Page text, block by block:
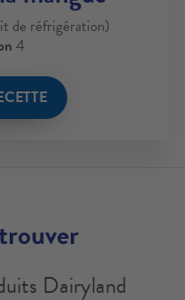
de réfrigération)
4
Dairyland